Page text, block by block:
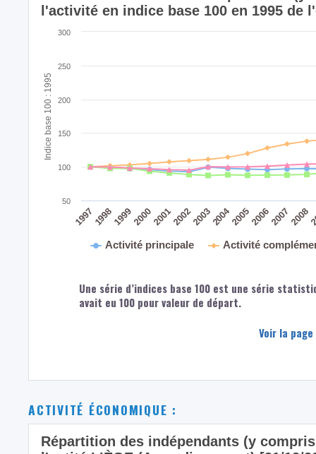
Indice base 100 : 1995
l'activité en indice base 100 en 1995 de
Activité principale Activité
199719981999200020012002200320042005200620072008
50
100
150
200
250
300
Une série d’indices base 100 est une série
avait eu 100 pour valeur de départ.
Voir la
ACTIVITÉ ÉCONOMIQUE :
Répartition des indépendants (y